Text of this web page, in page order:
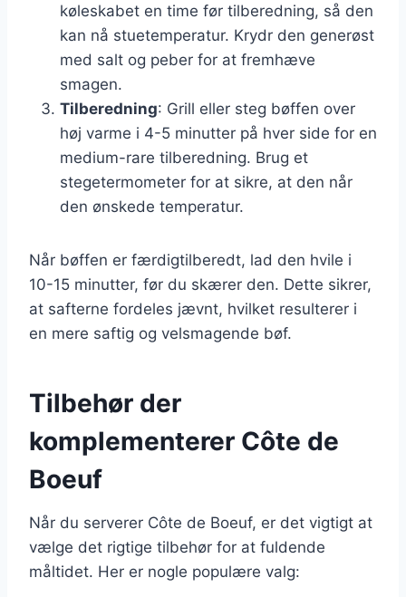
køleskabet en time før tilberedning, så den
kan nå stuetemperatur. Krydr den generøst
med salt og peber for at fremhæve
smagen.
Tilberedning: Grill eller steg bøffen over
høj varme i 4-5 minutter på hver side for en
medium-rare tilberedning. Brug et
stegetermometer for at sikre, at den når
den ønskede temperatur.
Når bøffen er færdigtilberedt, lad den hvile i
10-15 minutter, før du skærer den. Dette sikrer,
at safterne fordeles jævnt, hvilket resulterer i
en mere saftig og velsmagende bøf.
Tilbehør der
komplementerer Côte de
Boeuf
Når du serverer Côte de Boeuf, er det vigtigt at
vælge det rigtige tilbehør for at fuldende
måltidet. Her er nogle populære valg: